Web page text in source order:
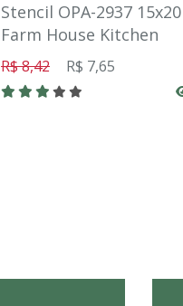
Stencil OPA-2937 15x20
Farm House Kitchen
R$ 8,42 R$ 7,65